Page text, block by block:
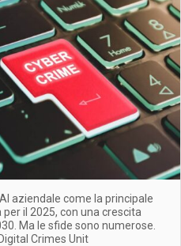
aziendale come la principale
il 2025, con una crescita
Ma le sfide sono numerose.
Crimes Unit